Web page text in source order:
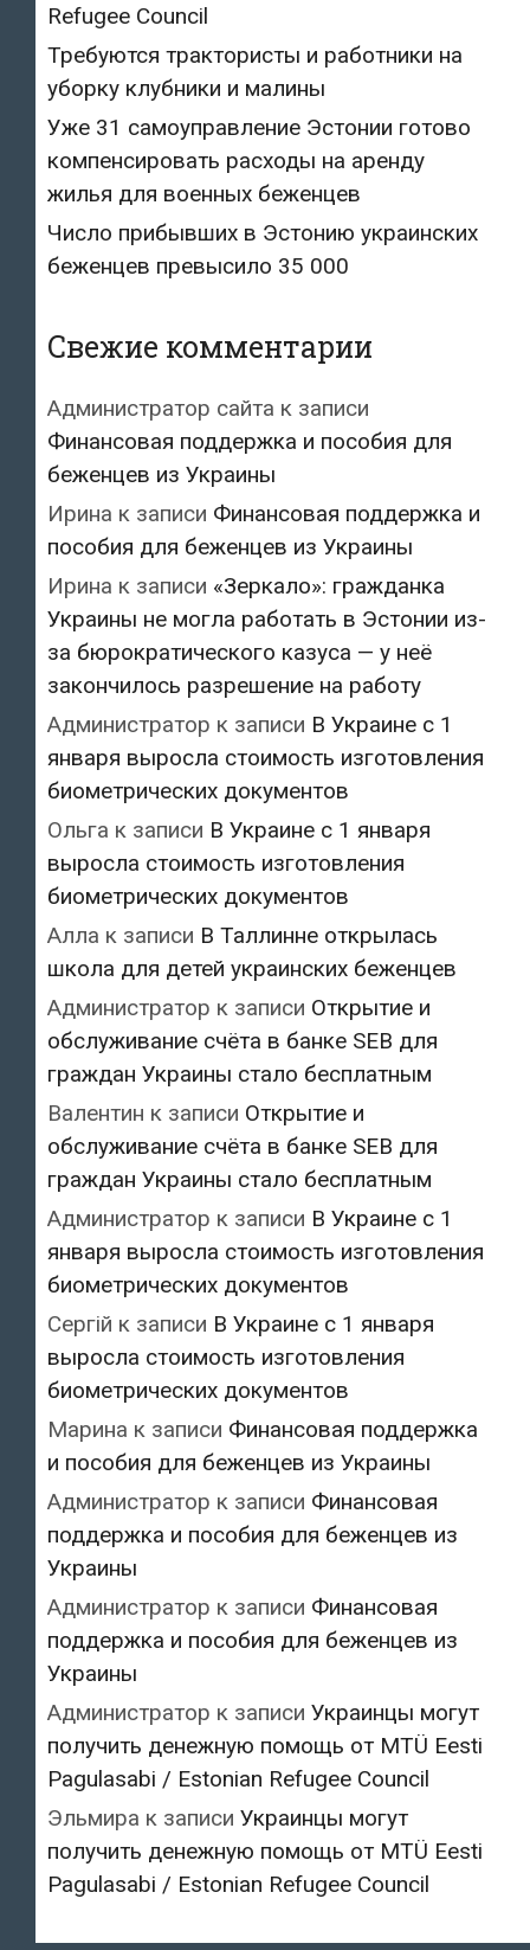
Refugee Council
Требуются трактористы и работники на
уборку клубники и малины
Уже 31 самоуправление Эстонии готово
компенсировать расходы на аренду
жилья для военных беженцев
Число прибывших в Эстонию украинских
беженцев превысило 35 000
Свежие комментарии
Администратор сайта к записи
Финансовая поддержка и пособия для
беженцев из Украины
Ирина к записи Финансовая поддержка и
пособия для беженцев из Украины
Ирина к записи «Зеркало»: гражданка
Украины не могла работать в Эстонии из-
за бюрократического казуса — у неё
закончилось разрешение на работу
Администратор к записи В Украине с 1
января выросла стоимость изготовления
биометрических документов
Ольга к записи В Украине с 1 января
выросла стоимость изготовления
биометрических документов
Алла к записи В Таллинне открылась
школа для детей украинских беженцев
Администратор к записи Открытие и
обслуживание счёта в банке SEB для
граждан Украины стало бесплатным
Валентин к записи Открытие и
обслуживание счёта в банке SEB для
граждан Украины стало бесплатным
Администратор к записи В Украине с 1
января выросла стоимость изготовления
биометрических документов
Сергій к записи В Украине с 1 января
выросла стоимость изготовления
биометрических документов
Марина к записи Финансовая поддержка
и пособия для беженцев из Украины
Администратор к записи Финансовая
поддержка и пособия для беженцев из
Украины
Администратор к записи Финансовая
поддержка и пособия для беженцев из
Украины
Администратор к записи Украинцы могут
получить денежную помощь от MTÜ Eesti
Pagulasabi / Estonian Refugee Council
Эльмира к записи Украинцы могут
получить денежную помощь от MTÜ Eesti
Pagulasabi / Estonian Refugee Council